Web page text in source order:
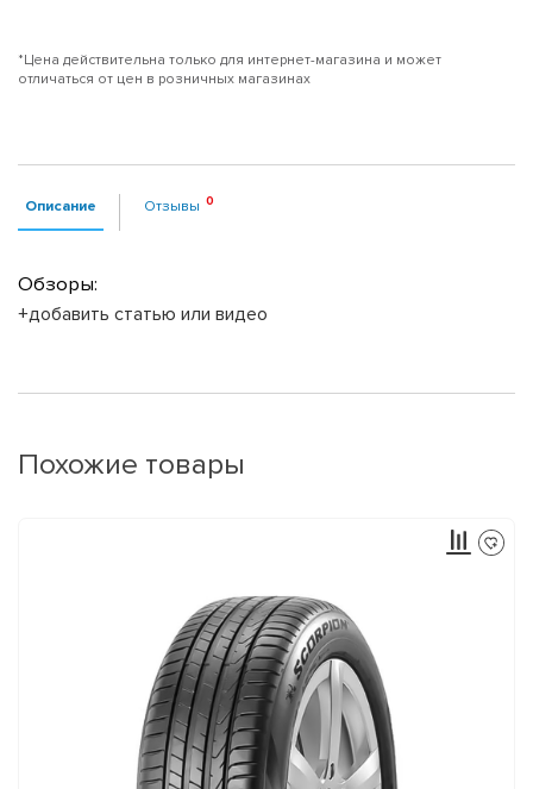
*Цена действительна только для интернет-магазина и может
отличаться от цен в розничных магазинах
Описание Отзывы
Обзоры:
+добавить статью или видео
Похожие товары